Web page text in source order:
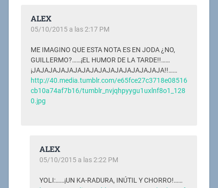
ALEX
05/10/2015 a las 2:17 PM
ME IMAGINO QUE ESTA NOTA ES EN JODA ¿NO,
GUILLERMO?……¡EL HUMOR DE LA TARDE!!……
¡JAJAJAJAJAJAJAJAJAJAJAJAJAJAJAJA!!……
http://40.media.tumblr.com/e65fce27c3718e08516
cb10a74af7b16/tumblr_nvjqhpyygu1uxlnf8o1_128
0.jpg
ALEX
05/10/2015 a las 2:22 PM
YOLI:……¡UN KA-RADURA, INÚTIL Y CHORRO!……